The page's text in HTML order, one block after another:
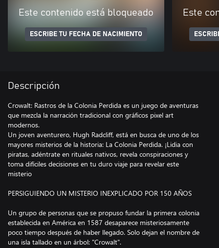
Este contenido está bloqueado
ESCRIBE TU FECHA DE NACIMIENTO
Este
Descripción
Crowalt: Rastros de la Colonia Perdida es un juego de aventuras
que mezcla la narración tradicional con gráficos pixel art
modernos.
Un joven aventurero, Hugh Radcliff, está en busca de uno de los
mayores misterios de la historia: La Colonia Perdida. ¡Lidia con
piratas, adéntrate en rituales nativos, revela conspiraciones y
toma difíciles decisiones en tu duro viaje para revelar este
misterio
PERSIGUIENDO UN MISTERIO INEXPLICADO POR 150 AÑOS
Un grupo de personas que se propuso fundar la primera colonia
establecida en América en 1587 desaparece misteriosamente
poco tiempo después de haber llegado. Solo dejan el nombre de
una isla tallado en un árbol: "Crowalt".